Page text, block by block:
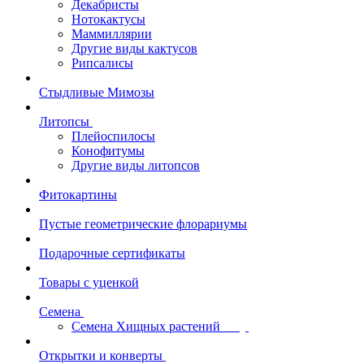
Декабристы
Нотокактусы
Маммиллярии
Другие виды кактусов
Рипсалисы
Стыдливые Мимозы
Литопсы
Плейоспилосы
Конофитумы
Другие виды литопсов
Фитокартины
Пустые геометрические флорариумы
Подарочные сертификаты
Товары с уценкой
Семена
Семена Хищных растений
Открытки и конверты